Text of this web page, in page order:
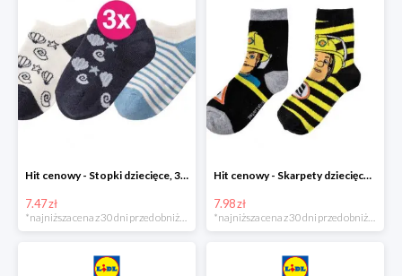
Hit cenowy - Stopki dziecięce, 3 pary
7.47 zł
Hit cenowy - Skarpety dziecięce, 2 pary
7.98 zł